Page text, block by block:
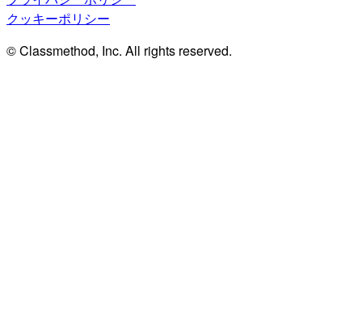
クッキーポリシー
© Classmethod, Inc. All rights reserved.